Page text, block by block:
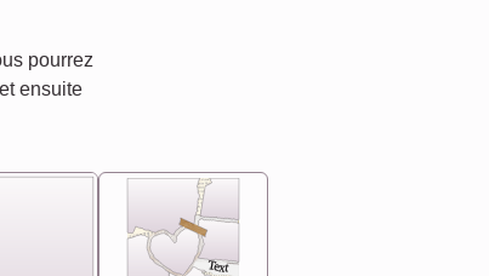
pourrez
ensuite
Text